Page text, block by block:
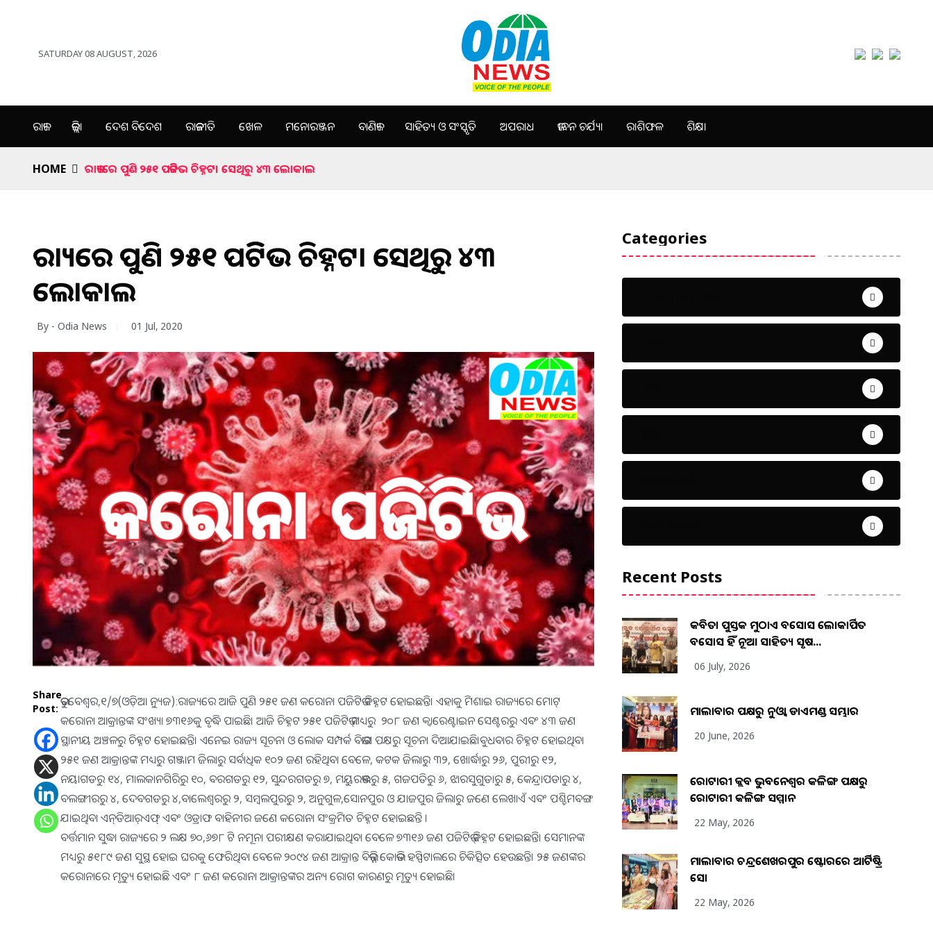
SATURDAY 08 AUGUST, 2026
ରାଜ୍ୟ ଜିଲ୍ଲା ଦେଶ ବିଦେଶ ରାଜନୀତି ଖେଳ ମନୋରଞ୍ଜନ ବାଣିଜ୍ୟ ସାହିତ୍ୟ ଓ ସଂସ୍କୃତି ଅପରାଧ ଜୀବନ ଚର୍ଯ୍ୟା ରାଶିଫଳ ଶିକ୍ଷା
HOME ରାଜ୍ୟରେ ପୁଣି ୨୫୧ ପଜିଟିଭ ଚିହ୍ନଟ। ସେଥିରୁ ୪୩ ଲୋକାଲ
ରାଜ୍ୟରେ ପୁଣି ୨୫୧ ପଜିଟିଭ ଚିହ୍ନଟ। ସେଥିରୁ ୪୩
ଲୋକାଲ
By - Odia News 01 Jul, 2020
Share
Post:
ଭୁବବେଶ୍ବର,୧/୭(ଓଡ଼ିଆ ନ୍ୟୁଜ):ରାଜ୍ୟରେ ଆଜି ପୁଣି ୨୫୧ ଜଣ କରୋନା ପଜିଟିଭ ଚିହ୍ନଟ ହୋଇଛନ୍ତି। ଏହାକୁ ମିଶାଇ ରାଜ୍ୟରେ ମୋଟ୍
କରୋନା ଆକ୍ରାନ୍ତଙ୍କ ସଂଖ୍ୟା ୭୩୧୬କୁ ବୃଦ୍ଧି ପାଇଛି। ଆଜି ଚିହ୍ନଟ ୨୫୧ ପଜିଟିଭ୍ ମଧ୍ୟରୁ ୨୦୮ ଜଣ କ୍ବାରେଣ୍ଟାଇନ ସେଣ୍ଟରରୁ ଏବଂ ୪୩ ଜଣ
ସ୍ଥାନୀୟ ଅଞ୍ଚଳରୁ ଚିହ୍ନଟ ହୋଇଛନ୍ତି। ଏନେଇ ରାଜ୍ୟ ସୂଚନା ଓ ଲୋକ ସମ୍ପର୍କ ବିଭାଗ ପକ୍ଷରୁ ସୂଚନା ଦିଆଯାଇଛି।ବୁଧବାର ଚିହ୍ନଟ ହୋଇଥିବା
୨୫୧ ଜଣ ଆକ୍ରାନ୍ତଙ୍କ ମଧ୍ୟରୁ ଗଞ୍ଜାମ ଜିଲାରୁ ସର୍ବାଧିକ ୧୦୨ ଜଣ ରହିଥିବା ବେଳେ, କଟକ ଜିଲାରୁ ୩୨, ଖୋର୍ଦ୍ଧାରୁ ୨୬, ପୁରୀରୁ ୧୨,
ନୟାଗଡରୁ ୧୪, ମାଲକାନଗିରିରୁ ୧୦, ବରଗଡରୁ ୧୨, ସୁନ୍ଦରଗଡରୁ ୭, ମୟୁରଭଞ୍ଜରୁ ୫, ଗଜପତିରୁ ୬, ଝାରସୁଗୁଡାରୁ ୫, କେନ୍ଦ୍ରାପଡାରୁ ୪,
ବଲଙ୍ଗୀରରୁ ୪, ଦେବଗଡରୁ ୪,ବାଲେଶ୍ବରରୁ ୨, ସମ୍ବଲପୁରରୁ ୨, ଅନୁଗୁଳ,ସୋନପୁର ଓ ଯାଜପୁର ଜିଲାରୁ ଜଣେ ଲେଖାଏଁ ଏବଂ ପଶ୍ଚିମବଙ୍ଗ
ଯାଇଥିବା ଏନ୍‌ଡିଆର୍‌ଏଫ୍‌ ଏବଂ ଓଡ୍ରାଫ ବାହିନୀର ଜଣେ କରୋନା ସଂକ୍ରମିତ ଚିହ୍ନଟ ହୋଇଛନ୍ତି ।
ବର୍ତ୍ତମାନ ସୁଦ୍ଧା ରାଜ୍ୟରେ ୨ ଲକ୍ଷ ୭୦,୬୭୮ ଟି ନମୂନା ପରୀକ୍ଷଣ କରାଯାଇଥିବା ବେଳେ ୭୩୧୬ ଜଣ ପଜିଟିଭ୍ ଚିହ୍ନଟ ହୋଇଛନ୍ତି। ସେମାନଙ୍କ
ମଧ୍ୟରୁ ୫୧୮୯ ଜଣ ସୁସ୍ଥ ହୋଇ ଘରକୁ ଫେରିଥିବା ବେଳେ ୨୦୯୪ ଜଣ ଆକ୍ରାନ୍ତ ବିଭିନ୍ନ କୋଭିଡ ହସ୍ପିଟାଲରେ ଚିକିତ୍ସିତ ହେଉଛନ୍ତି। ୨୫ ଜଣଙ୍କର
କରୋନାରେ ମୃତ୍ୟୁ ହୋଇଛି ଏବଂ ୮ ଜଣ କରୋନା ଆକ୍ରାନ୍ତଙ୍କର ଅନ୍ୟ ରୋଗ କାରଣରୁ ମୃତ୍ୟୁ ହୋଇଛି।
Categories
Recent Posts
କବିତା ପୁସ୍ତକ ମୁଠାଏ ଅବସୋସ ଲୋକାର୍ପିତ
ଅବସୋସ ହିଁ ନୂଆ ସାହିତ୍ୟ ସୃଷ...
06 July, 2026
ମାଲାବାର ପକ୍ଷରୁ ନୁଓ୍ବା ଡାଏମଣ୍ଡ ସମ୍ଭାର
20 June, 2026
ରୋଟାରୀ କ୍ଲବ ଭୁବନେଶ୍ୱର କଳିଙ୍ଗ ପକ୍ଷରୁ
ରୋଟାରୀ କଳିଙ୍ଗ ସମ୍ମାନ
22 May, 2026
ମାଲାବାର ଚନ୍ଦ୍ରଶେଖରପୁର ଷ୍ଟୋରରେ ଆର୍ଟିଷ୍ଟ୍ରି
ସୋ
22 May, 2026